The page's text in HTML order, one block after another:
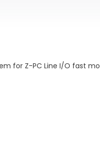
for Z-PC Line I/O fast